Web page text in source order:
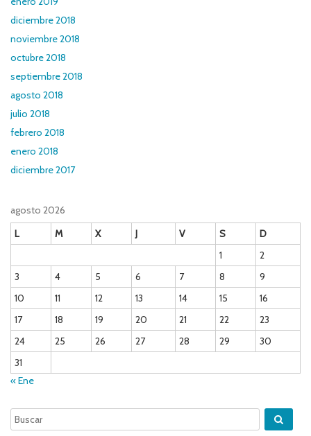
diciembre 2018
noviembre 2018
octubre 2018
septiembre 2018
agosto 2018
julio 2018
febrero 2018
enero 2018
diciembre 2017
agosto 2026
L
M X J V S
D
1
2
3
4 5 6 7 8
9
10
11 12 13 14 15
16
17
18 19 20 21 22
23
24
25 26 27 28 29
30
31
« Ene